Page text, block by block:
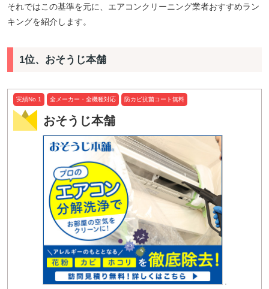
それではこの基準を元に、エアコンクリーニング業者おすすめラン
キングを紹介します。
1位、おそうじ本舗
実績No.1 全メーカー・全機種対応 防カビ抗菌コート無料
おそうじ本舗